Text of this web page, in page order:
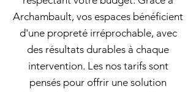
Archambault, vos espaces bénéficient
d'une propreté irréprochable, avec
des résultats durables à chaque
intervention. Les nos tarifs sont
pensés pour offrir une solution